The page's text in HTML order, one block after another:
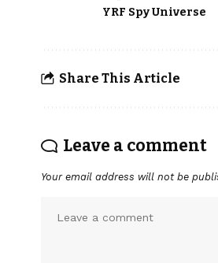
YRF Spy Universe
Share This Article
Leave a comment
Your email address will not be